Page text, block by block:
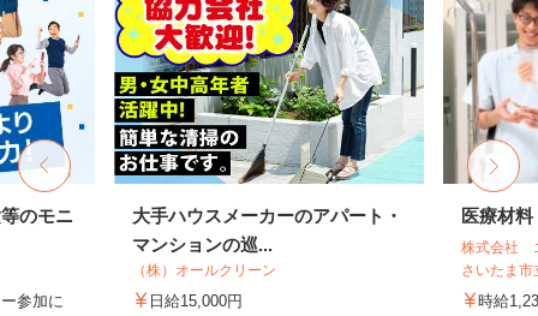
のモニ
参加に
大手ハウスメーカーのアパート・
マンションの巡...
（株）オールクリーン
日給15,000円
医療材
株式会社
さいたま市
時給